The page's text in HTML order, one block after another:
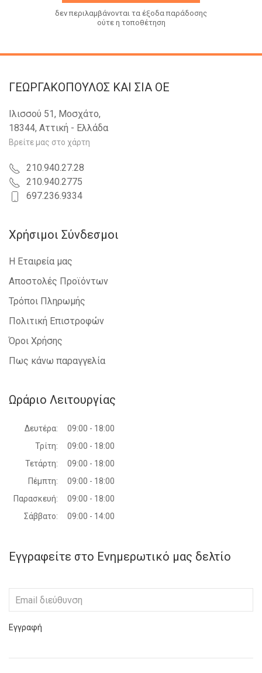
δεν περιλαμβάνονται τα έξοδα παράδοσης
ούτε η τοποθέτηση
ΓΕΩΡΓΑΚΟΠΟΥΛΟΣ KAI ΣΙΑ OE
Ιλισσού 51, Μοσχάτο,
18344, Αττική - Ελλάδα
Βρείτε μας στο χάρτη
210.940.27.28
210.940.2775
697.236.9334
Χρήσιμοι Σύνδεσμοι
Η Εταιρεία μας
Αποστολές Προϊόντων
Τρόποι Πληρωμής
Πολιτική Επιστροφών
Όροι Χρήσης
Πως κάνω παραγγελία
Ωράριο Λειτουργίας
Δευτέρα:
09:00 - 18:00
Τρίτη:
09:00 - 18:00
Τετάρτη:
09:00 - 18:00
Πέμπτη:
09:00 - 18:00
Παρασκευή:
09:00 - 18:00
Σάββατο:
09:00 - 14:00
Εγγραφείτε στο Ενημερωτικό μας δελτίο
Εγγραφή